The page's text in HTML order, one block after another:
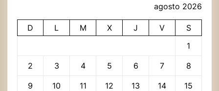
agosto 2026
D L M X J V
S
1
2 3 4 5 6 7 8
9 10 11 12 13 14 15